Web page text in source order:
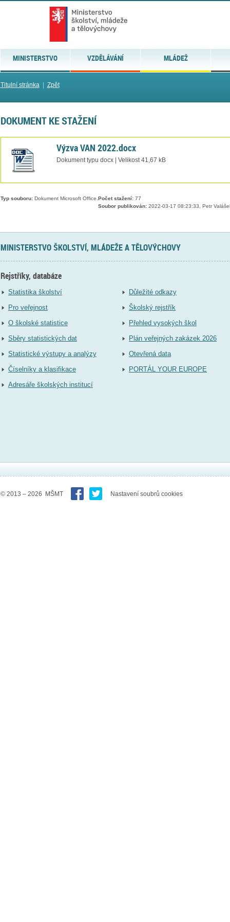
MINISTERSTVO VZDĚLÁVÁNÍ MLÁDEŽ
Titulní stránka| Zpět
DOKUMENT KE STAŽENÍ
Výzva VAN 2022.docx
Dokument typu docx | Velikost 41,67 kB
Typ souboru:Dokument Microsoft Office. Počet stažení:77
Soubor publikován:2022-03-17 08:23:33, Petr
MINISTERSTVO ŠKOLSTVÍ, MLÁDEŽE A TĚLOVÝCHOVY
Rejstříky, databáze
Statistika školství
Pro veřejnost
O školské statistice
Sběry statistických dat
Statistické výstupy a analýzy
Číselníky a klasifikace
Adresáře školských institucí
Důležité odkazy
Školský rejstřík
Přehled vysokých škol
Plán veřejných zakázek 2026
Otevřená data
PORTÁL YOUR EUROPE
© 2013 – 2026 MŠMT Nastavení soubrů cookies